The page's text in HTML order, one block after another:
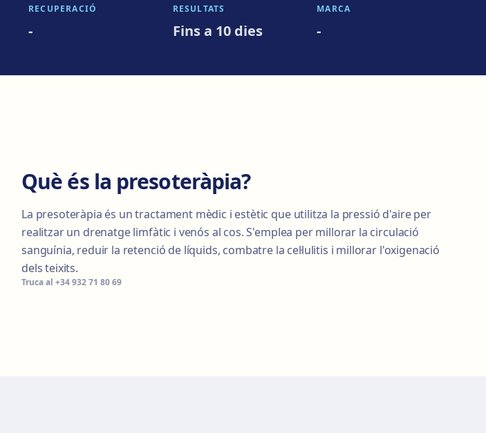
RECUPERACIÓ
-
RESULTATS
Fins a 10 dies
MARCA
-
Què és la presoteràpia?
La presoteràpia és un tractament mèdic i estètic que utilitza la pressió d'aire per
realitzar un drenatge limfàtic i venós al cos. S'emplea per millorar la circulació
sanguínia, reduir la retenció de líquids, combatre la cel·lulitis i millorar l'oxigenació
dels teixits.
Truca al +34 932 71 80 69